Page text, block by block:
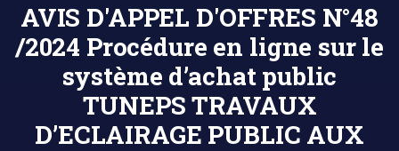
AVIS D'APPEL D'OFFRES N°48
/2024 Procédure en ligne sur le
système d’achat public
TUNEPS TRAVAUX
D’ECLAIRAGE PUBLIC AUX